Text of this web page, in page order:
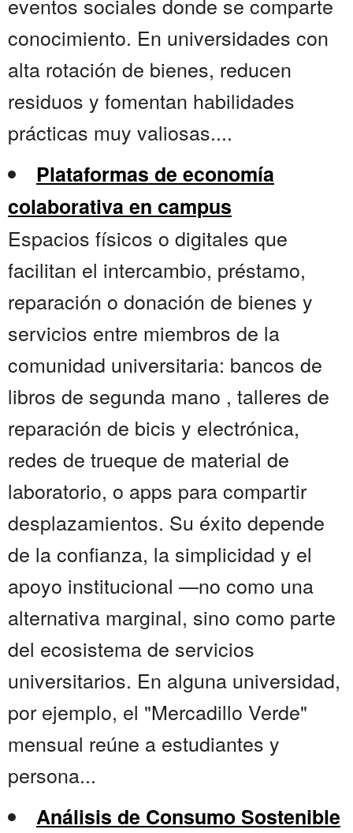
conocimiento. En universidades con
alta rotación de bienes, reducen
residuos y fomentan habilidades
prácticas muy valiosas....
Plataformas de economía
colaborativa en campus
Espacios físicos o digitales que
facilitan el intercambio, préstamo,
reparación o donación de bienes y
servicios entre miembros de la
comunidad universitaria: bancos de
libros de segunda mano , talleres de
reparación de bicis y electrónica,
redes de trueque de material de
laboratorio, o apps para compartir
desplazamientos. Su éxito depende
de la confianza, la simplicidad y el
apoyo institucional —no como una
alternativa marginal, sino como parte
del ecosistema de servicios
universitarios. En alguna universidad,
por ejemplo, el "Mercadillo Verde"
mensual reúne a estudiantes y
persona...
Análisis de Consumo Sostenible